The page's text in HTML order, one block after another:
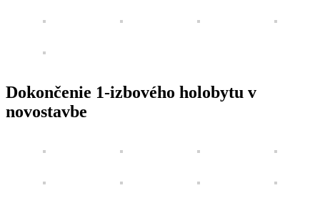
Dokončenie 1-izbového holobytu v
novostavbe